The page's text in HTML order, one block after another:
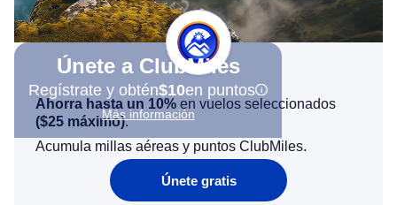
Únete a ClubMiles
Regístrate y obtén$10en puntos
Más información
Ahorra hasta un 10% en vuelos seleccionados
($25 máximo).
Acumula millas aéreas y puntos ClubMiles.
Únete gratis